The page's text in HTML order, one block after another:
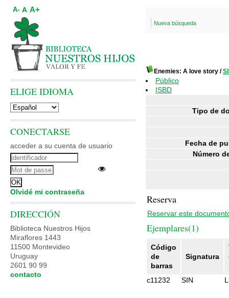
Nueva búsqueda
Enemies: A love story /
Público
ISBD
Tipo de
Fecha de
Número
Reserva
Reservar este
Ejemplares(1)
Código
de
barras
Signatura
c11232
SIN
A- A A+
ELIGE IDIOMA
CONECTARSE
acceder a su cuenta de usuario
Olvidé mi contraseña
DIRECCIÓN
Biblioteca Nuestros Hijos
Miraflores 1443
11500 Montevideo
Uruguay
2601 90 99
contacto